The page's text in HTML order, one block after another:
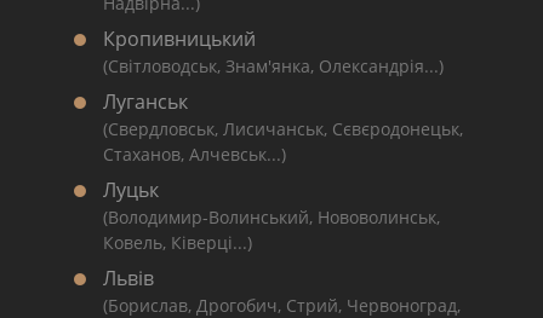
Кропивницький
(Світловодськ, Знам'янка, Олександрія...)
Луганськ
(Свердловськ, Лисичанськ, Сєвєродонецьк,
Стаханов, Алчевськ...)
Луцьк
(Володимир-Волинський, Нововолинськ,
Ковель, Ківерці...)
Львів
(Борислав, Дрогобич, Стрий, Червоноград,